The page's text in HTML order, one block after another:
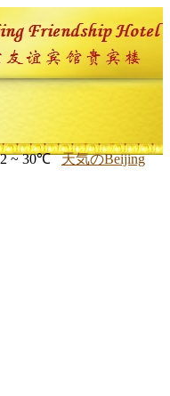
~ 30℃ 天気のBeijing